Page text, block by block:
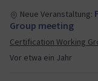
Vor etwa ein Jahr
Neue Veranstaltung:
Group meeting
Certification Working